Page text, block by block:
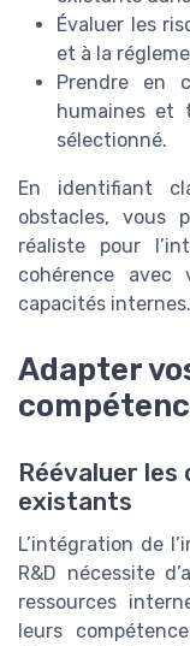
Évaluer les
et à la
Prendre en
humaines et
sélectionné.
En identifiant
obstacles, vous
réaliste pour
cohérence
capacités internes.
Adapter
Réévaluer
existants
L’intégration de
R&D nécessite
ressources
leurs